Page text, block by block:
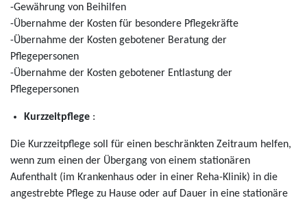
-Gewährung von Beihilfen
-Übernahme der Kosten für besondere Pflegekräfte
-Übernahme der Kosten gebotener Beratung der
Pflegepersonen
-Übernahme der Kosten gebotener Entlastung der
Pflegepersonen
Kurzzeitpflege :
Die Kurzzeitpflege soll für einen beschränkten Zeitraum helfen,
wenn zum einen der Übergang von einem stationären
Aufenthalt (im Krankenhaus oder in einer Reha-Klinik) in die
angestrebte Pflege zu Hause oder auf Dauer in eine stationäre